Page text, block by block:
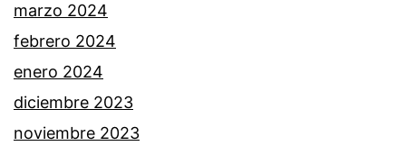
marzo 2024
febrero 2024
enero 2024
diciembre 2023
noviembre 2023